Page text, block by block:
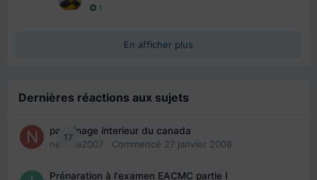
1
En afficher plus
Dernières réactions aux sujets
17
parrainage interieur du canada
nedjma2007 · Commencé 27 janvier 2008
Préparation à l'examen EACMC partie I